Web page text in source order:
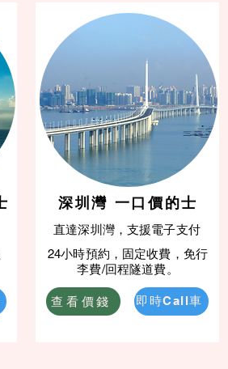
深圳灣 一口價的士
直達深圳灣，支援電子支付
24小時預約，固定收費，免行
李費/回程隧道費。
查看價錢 即時Call車